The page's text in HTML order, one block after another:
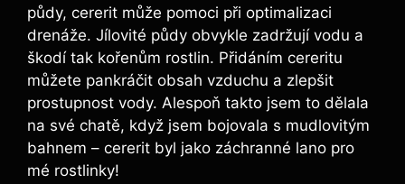
půdy, cererit může⁤ pomoci při optimalizaci
drenáže. Jílovité půdy obvykle ​zadržují ‌vodu a
škodí tak kořenům rostlin. Přidáním cereritu
můžete pankráčit obsah vzduchu a zlepšit
prostupnost vody. Alespoň takto jsem to ⁤dělala
na své chatě,‍ když jsem bojovala s mudlovitým
bahnem – cererit byl jako ⁤záchranné lano pro⁢
mé rostlinky!